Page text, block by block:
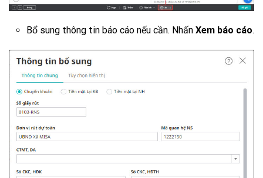
Bổ sung thông tin báo cáo nếu cần. Nhấn Xem báo cáo.